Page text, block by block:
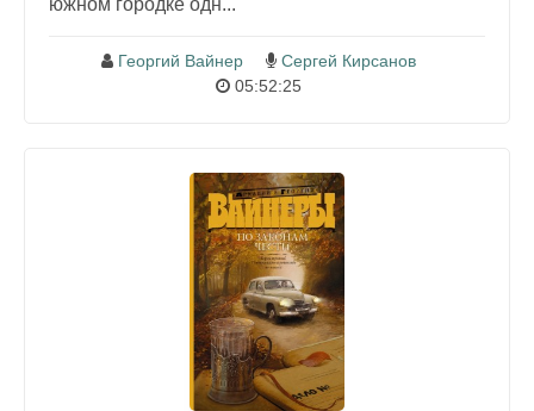
южном городке одн...
Георгий Вайнер
Сергей Кирсанов
05:52:25